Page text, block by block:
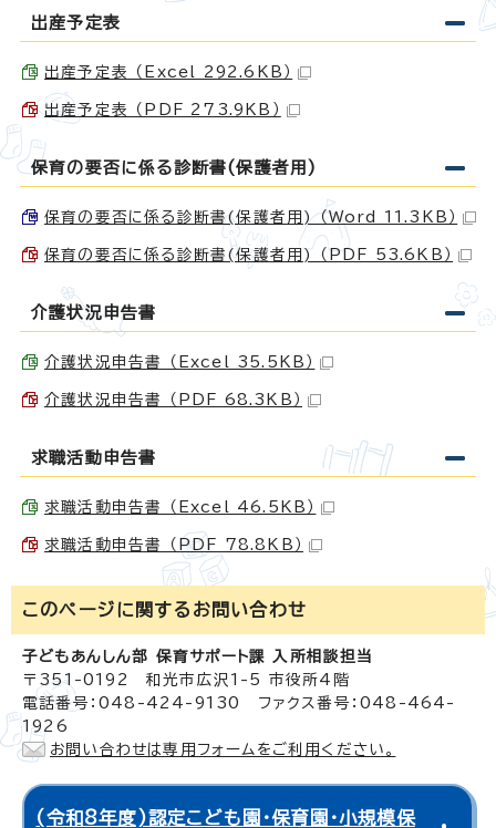
出産予定表
出産予定表 （Excel 292.6KB）
出産予定表 （PDF 273.9KB）
保育の要否に係る診断書(保護者用)
保育の要否に係る診断書(保護者用) （Word 11.3KB）
保育の要否に係る診断書(保護者用) （PDF 53.6KB）
介護状況申告書
介護状況申告書 （Excel 35.5KB）
介護状況申告書 （PDF 68.3KB）
求職活動申告書
求職活動申告書 （Excel 46.5KB）
求職活動申告書 （PDF 78.8KB）
このページに関する お問い合わせ
子どもあんしん部 保育サポート課 入所相談担当
〒351-0192 和光市広沢1-5 市役所4階
電話番号：048-424-9130 ファクス番号：048-464-
1926
お問い合わせは専用フォームをご利用ください。
(令和8年度)認定こども園・保育園・小規模保